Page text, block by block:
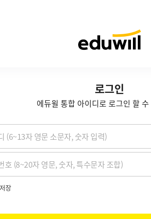
로그인
에듀윌 통합 아이디로 로그인 할
장